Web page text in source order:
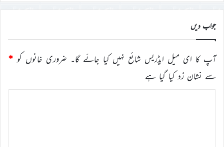
جواب دیں
آپ کا ای میل ایڈریس شائع نہیں کیا جائے گا۔ ضروری خانوں کو *
سے نشان زد کیا گیا ہے